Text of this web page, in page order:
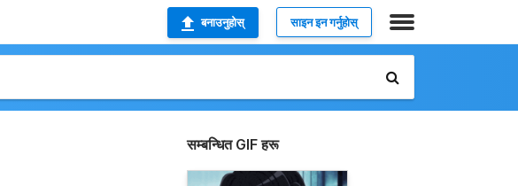
बनाउनुहोस् साइन इन गर्नुहोस्
सम्बन्धित GIF हरू